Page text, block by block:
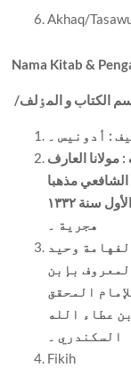
Akhaq/
Nama Kitab &
/
: أدونيس ۔
مولانا العارف
الشافعي مذهبا
النقشبندي مشربا المتوفی ليلة الأحد ١٢ ربيع الأول سنة ١٣٣٢
هجرية ۔
وحيد
بإبن
المحقق
عطاء الله
السکندري ۔
Fikih